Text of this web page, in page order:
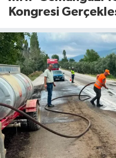
Kongresi